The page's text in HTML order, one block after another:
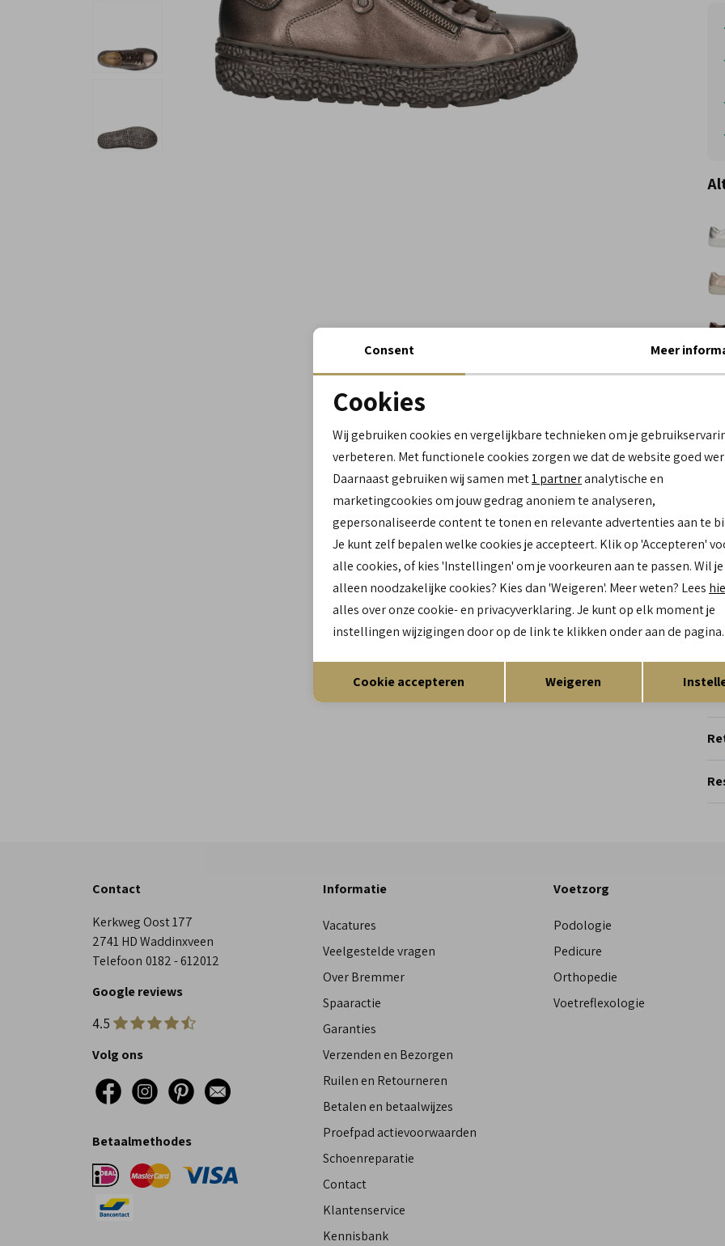
Contact
Kerkweg Oost 177
2741 HD Waddinxveen
Telefoon 0182 - 612012
Google reviews
4.5
Volg ons
Betaalmethodes
Informatie
Vacatures
Veelgestelde vragen
Over Bremmer
Spaaractie
Garanties
Verzenden en Bezorgen
Ruilen en Retourneren
Betalen en betaalwijzes
Proefpad actievoorwaarden
Schoenreparatie
Contact
Klantenservice
Kennisbank
Voetzorg
Podologie
Pedicure
Orthopedie
Voetreflexologie
Noodzakelijke cookies
Analytische cookies Marketing cookies
Terug Opslaan
Consent Meer
Cookies
Wij gebruiken cookies en vergelijkbare technieken om je
verbeteren. Met functionele cookies zorgen we dat de website goed
Daarnaast gebruiken wij samen met1 partneranalytische en
marketingcookies om jouw gedrag anoniem te analyseren,
gepersonaliseerde content te tonen en relevante advertenties aan te
Je kunt zelf bepalen welke cookies je accepteert. Klik op 'Accepteren'
alle cookies, of kies 'Instellingen' om je voorkeuren aan te passen. Wil je
alleen noodzakelijke cookies? Kies dan 'Weigeren'. Meer weten? Lees
alles over onze cookie- en privacyverklaring. Je kunt op elk moment je
instellingen wijzigingen door op de link te klikken onder aan de pagina.
Cookie accepteren Weigeren